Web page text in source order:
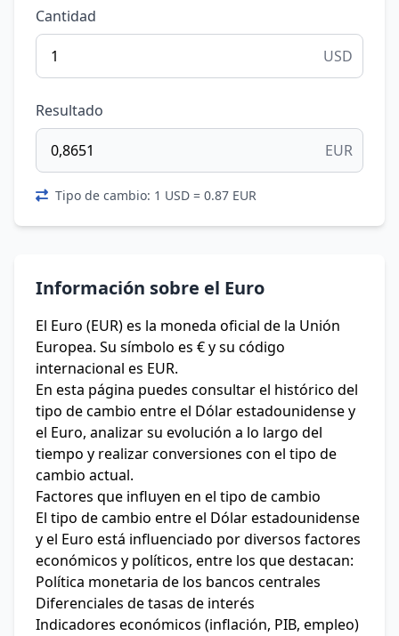
Cantidad
USD
Resultado
EUR
Tipo de cambio: 1 USD = 0.87 EUR
Información sobre el Euro
El Euro (EUR) es la moneda oficial de la Unión
Europea. Su símbolo es € y su código
internacional es EUR.
En esta página puedes consultar el histórico del
tipo de cambio entre el Dólar estadounidense y
el Euro, analizar su evolución a lo largo del
tiempo y realizar conversiones con el tipo de
cambio actual.
Factores que influyen en el tipo de cambio
El tipo de cambio entre el Dólar estadounidense
y el Euro está influenciado por diversos factores
económicos y políticos, entre los que destacan:
Política monetaria de los bancos centrales
Diferenciales de tasas de interés
Indicadores económicos (inflación, PIB, empleo)